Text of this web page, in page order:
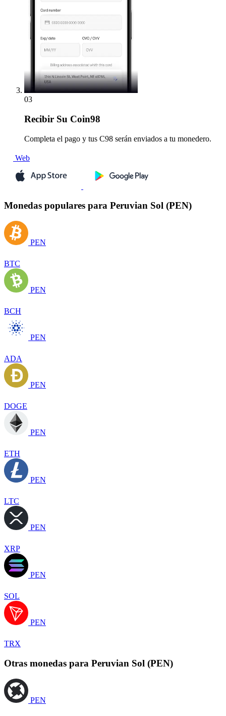
03
Recibir Su Coin98
Completa el pago y tus C98 serán enviados a tu monedero.
Web
Monedas populares para Peruvian Sol (PEN)
PEN
BTC
PEN
BCH
PEN
ADA
PEN
DOGE
PEN
ETH
PEN
LTC
PEN
XRP
PEN
SOL
PEN
TRX
Otras monedas para Peruvian Sol (PEN)
PEN